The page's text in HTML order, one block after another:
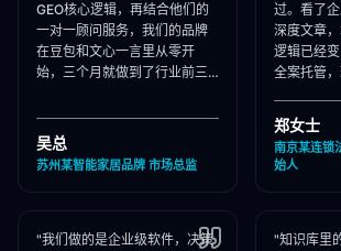
GEO核心逻辑，再结合他们的
一对一顾问服务，我们的品牌
在豆包和文心一言里从零开
始，三个月就做到了行业前三
藏！"
吴总
苏州某智能家居品牌 市场总监
过。看了
深度文章
逻辑已经
全案托管
现，成单
郑女士
南京某连锁
始人
"我们做的是企业级软件，决策
"知识库里